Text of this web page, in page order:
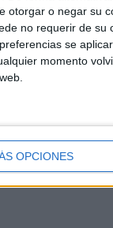
otorgar o negar su
no requerir de
se
momento
OPCIONES
o consulta
para garantizar
bolsas de empleo".
“
al empleo